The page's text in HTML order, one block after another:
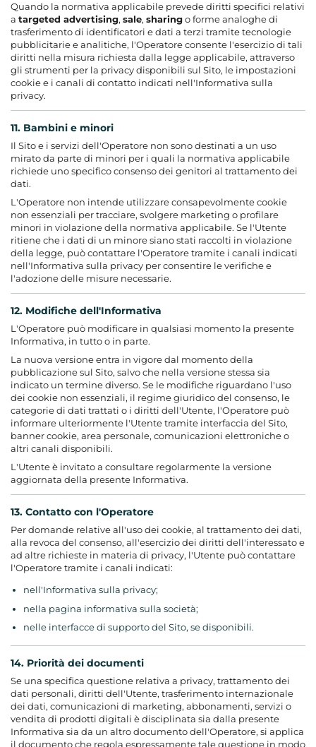
Quando la normativa applicabile prevede diritti specifici relativi
a targeted advertising, sale, sharingo forme analoghe di
trasferimento di identificatori e dati a terzi tramite tecnologie
pubblicitarie e analitiche, l'Operatore consente l'esercizio di tali
diritti nella misura richiesta dalla legge applicabile, attraverso
gli strumenti per la privacy disponibili sul Sito, le impostazioni
cookie e i canali di contatto indicati nell'Informativa sulla
privacy.
11. Bambini e minori
Il Sito e i servizi dell'Operatore non sono destinati a un uso
mirato da parte di minori per i quali la normativa applicabile
richiede uno specifico consenso dei genitori al trattamento dei
dati.
L'Operatore non intende utilizzare consapevolmente cookie
non essenziali per tracciare, svolgere marketing o profilare
minori in violazione della normativa applicabile. Se l'Utente
ritiene che i dati di un minore siano stati raccolti in violazione
della legge, può contattare l'Operatore tramite i canali indicati
nell'Informativa sulla privacy per consentire le verifiche e
l'adozione delle misure necessarie.
12. Modifiche dell'Informativa
L'Operatore può modificare in qualsiasi momento la presente
Informativa, in tutto o in parte.
La nuova versione entra in vigore dal momento della
pubblicazione sul Sito, salvo che nella versione stessa sia
indicato un termine diverso. Se le modifiche riguardano l'uso
dei cookie non essenziali, il regime giuridico del consenso, le
categorie di dati trattati o i diritti dell'Utente, l'Operatore può
informare ulteriormente l'Utente tramite interfaccia del Sito,
banner cookie, area personale, comunicazioni elettroniche o
altri canali disponibili.
L'Utente è invitato a consultare regolarmente la versione
aggiornata della presente Informativa.
13. Contatto con l'Operatore
Per domande relative all'uso dei cookie, al trattamento dei dati,
alla revoca del consenso, all'esercizio dei diritti dell'interessato e
ad altre richieste in materia di privacy, l'Utente può contattare
l'Operatore tramite i canali indicati:
nell'Informativa sulla privacy;
nella pagina informativa sulla società;
nelle interfacce di supporto del Sito, se disponibili.
14. Priorità dei documenti
Se una specifica questione relativa a privacy, trattamento dei
dati personali, diritti dell'Utente, trasferimento internazionale
dei dati, comunicazioni di marketing, abbonamenti, servizi o
vendita di prodotti digitali è disciplinata sia dalla presente
Informativa sia da un altro documento dell'Operatore, si applica
il documento che regola espressamente tale questione in modo